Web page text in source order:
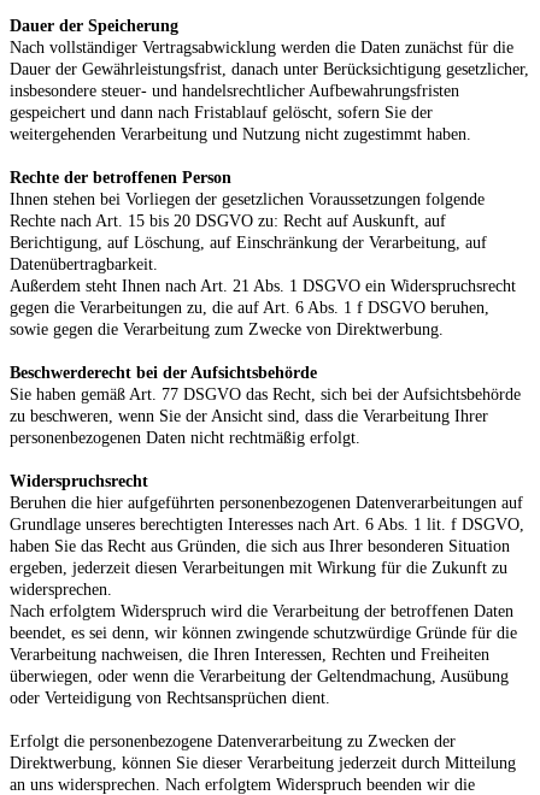
Dauer der Speicherung
Nach vollständiger Vertragsabwicklung werden die Daten zunächst für die
Dauer der Gewährleistungsfrist, danach unter Berücksichtigung gesetzlicher,
insbesondere steuer- und handelsrechtlicher Aufbewahrungsfristen
gespeichert und dann nach Fristablauf gelöscht, sofern Sie der
weitergehenden Verarbeitung und Nutzung nicht zugestimmt haben.
Rechte der betroffenen Person
Ihnen stehen bei Vorliegen der gesetzlichen Voraussetzungen folgende
Rechte nach Art. 15 bis 20 DSGVO zu: Recht auf Auskunft, auf
Berichtigung, auf Löschung, auf Einschränkung der Verarbeitung, auf
Datenübertragbarkeit.
Außerdem steht Ihnen nach Art. 21 Abs. 1 DSGVO ein Widerspruchsrecht
gegen die Verarbeitungen zu, die auf Art. 6 Abs. 1 f DSGVO beruhen,
sowie gegen die Verarbeitung zum Zwecke von Direktwerbung.
Beschwerderecht bei der Aufsichtsbehörde
Sie haben gemäß Art. 77 DSGVO das Recht, sich bei der Aufsichtsbehörde
zu beschweren, wenn Sie der Ansicht sind, dass die Verarbeitung Ihrer
personenbezogenen Daten nicht rechtmäßig erfolgt.
Widerspruchsrecht
Beruhen die hier aufgeführten personenbezogenen Datenverarbeitungen auf
Grundlage unseres berechtigten Interesses nach Art. 6 Abs. 1 lit. f DSGVO,
haben Sie das Recht aus Gründen, die sich aus Ihrer besonderen Situation
ergeben, jederzeit diesen Verarbeitungen mit Wirkung für die Zukunft zu
widersprechen.
Nach erfolgtem Widerspruch wird die Verarbeitung der betroffenen Daten
beendet, es sei denn, wir können zwingende schutzwürdige Gründe für die
Verarbeitung nachweisen, die Ihren Interessen, Rechten und Freiheiten
überwiegen, oder wenn die Verarbeitung der Geltendmachung, Ausübung
oder Verteidigung von Rechtsansprüchen dient.
Erfolgt die personenbezogene Datenverarbeitung zu Zwecken der
Direktwerbung, können Sie dieser Verarbeitung jederzeit durch Mitteilung
an uns widersprechen. Nach erfolgtem Widerspruch beenden wir die